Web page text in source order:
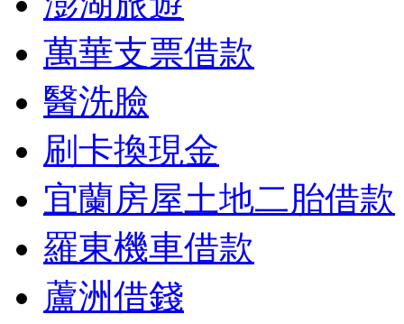
萬華支票借款
醫洗臉
刷卡換現金
宜蘭房屋土地二胎借款
羅東機車借款
蘆洲借錢